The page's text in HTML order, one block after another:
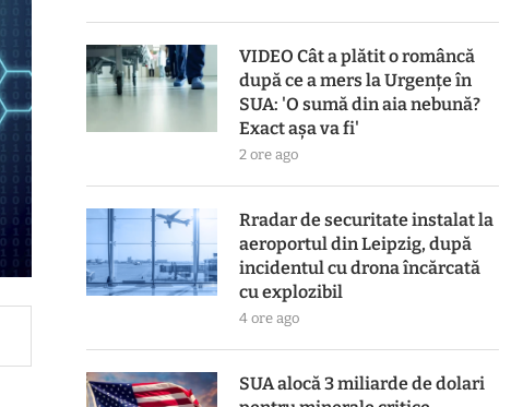
VIDEO Cât a plătit o româncă
după ce a mers la Urgențe în
SUA: 'O sumă din aia nebună?
Exact așa va fi'
2 ore ago
Rradar de securitate instalat la
aeroportul din Leipzig, după
incidentul cu drona încărcată
cu explozibil
4 ore ago
SUA alocă 3 miliarde de dolari